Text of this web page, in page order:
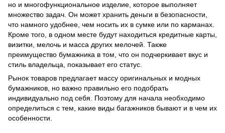
но и многофункциональное изделие, которое выполняет
множество задач. Он может хранить деньги в безопасности,
что намного удобнее, чем носить их в сумке или по карманах.
Кроме того, в одном месте будут находиться кредитные карты,
визитки, мелочь и масса других мелочей. Также
преимущество бумажника в том, что он подчеркивает вкус и
стиль владельца, показывает его статус.
Рынок товаров предлагает массу оригинальных и модных
бумажников, но важно правильно его подобрать
индивидуально под себя. Поэтому для начала необходимо
определиться с тем, какие виды багажников бывают и в чем их
особенности.